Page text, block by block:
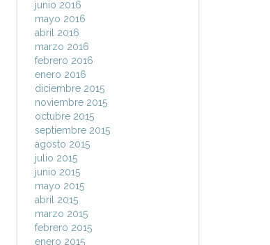
junio 2016
mayo 2016
abril 2016
marzo 2016
febrero 2016
enero 2016
diciembre 2015
noviembre 2015
octubre 2015
septiembre 2015
agosto 2015
julio 2015
junio 2015
mayo 2015
abril 2015
marzo 2015
febrero 2015
enero 2015